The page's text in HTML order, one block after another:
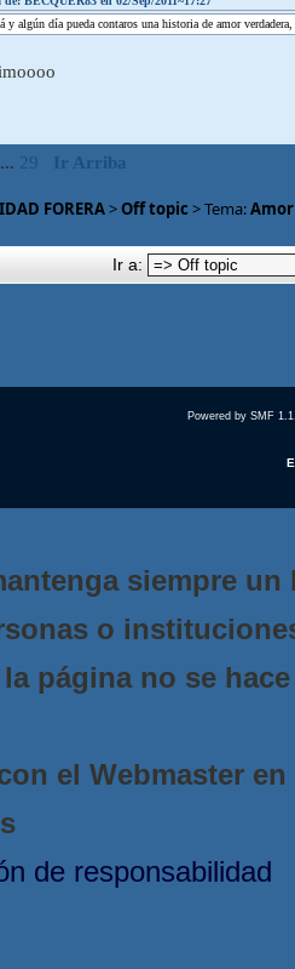
y algún día pueda contaros una historia de amor
... 29 Ir Arriba
FORERA>Off topic > Tema:
Ir a:
Powered by SMF
siempre
o
página no se
el Webmaster
de responsabilidad